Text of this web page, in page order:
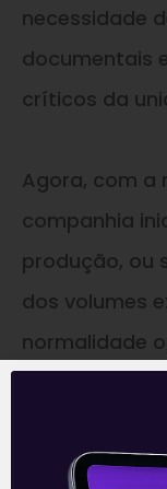
necessidade
documentais
críticos da
Agora, com a
companhia
produção, ou
dos volumes
normalidade
próximas